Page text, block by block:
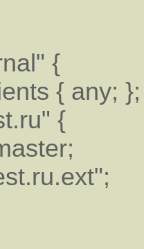
{
{ any; };
{